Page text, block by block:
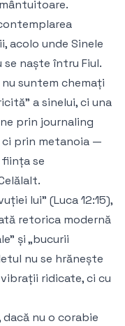
acolo unde Sinele
naște întru Fiul.
nu suntem chemați
a sinelui, ci una
prin journaling
prin metanoia —
se
lui” (Luca 12:15),
retorica modernă
și „bucurii
nu se hrănește
ridicate, ci cu
dacă nu o corabie